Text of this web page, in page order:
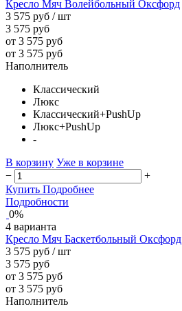
Кресло Мяч Волейбольный Оксфорд
3 575 руб / шт
3 575 руб
от 3 575 руб
от 3 575 руб
Наполнитель
Классический
Люкс
Классический+PushUp
Люкс+PushUp
-
В корзину Уже в корзине
−
+
Купить Подробнее
Подробности
0%
4 варианта
Кресло Мяч Баскетбольный Оксфорд
3 575 руб / шт
3 575 руб
от 3 575 руб
от 3 575 руб
Наполнитель